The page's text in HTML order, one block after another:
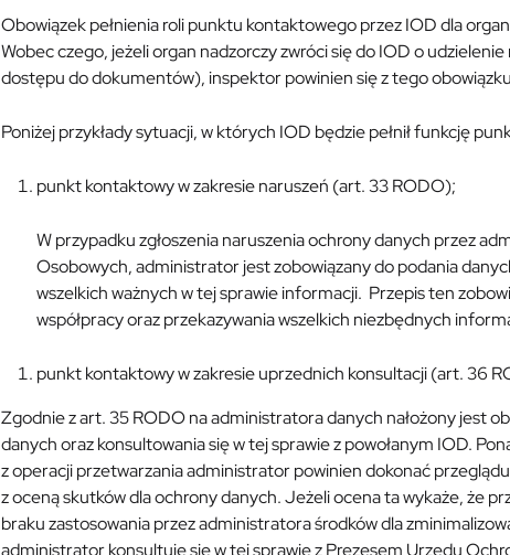
Obowiązek pełnienia roli punktu kontaktowego przez IOD dla
Wobec czego, jeżeli organ nadzorczy zwróci się do IOD o
dostępu do dokumentów), inspektor powinien się z tego
Poniżej przykłady sytuacji, w których IOD będzie pełnił funkcję
punkt kontaktowy w zakresie naruszeń (art. 33 RODO);
W przypadku zgłoszenia naruszenia ochrony danych przez
Osobowych, administrator jest zobowiązany do podania
wszelkich ważnych w tej sprawie informacji. Przepis ten
współpracy oraz przekazywania wszelkich niezbędnych
punkt kontaktowy w zakresie uprzednich konsultacji (art. 36
Zgodnie z art. 35 RODO na administratora danych nałożony jest
danych oraz konsultowania się w tej sprawie z powołanym IOD.
z operacji przetwarzania administrator powinien dokonać
z oceną skutków dla ochrony danych. Jeżeli ocena ta wykaże, że
braku zastosowania przez administratora środków dla
administrator konsultuje się w tej sprawie z Prezesem Urzędu